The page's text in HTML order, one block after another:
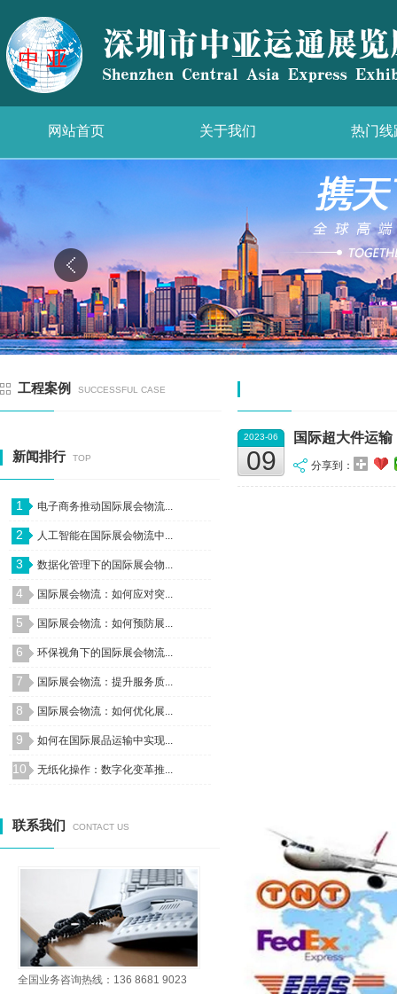
网站首页 关于我们 热门线
工程案例 SUCCESSFUL CASE
新闻排行 TOP
1 电子商务推动国际展会物流...
2 人工智能在国际展会物流中...
3 数据化管理下的国际展会物...
4 国际展会物流：如何应对突...
5 国际展会物流：如何预防展...
6 环保视角下的国际展会物流...
7 国际展会物流：提升服务质...
8 国际展会物流：如何优化展...
9 如何在国际展品运输中实现...
10 无纸化操作：数字化变革推...
联系我们 CONTACT US
全国业务咨询热线：136 8681 9023
2023-06
09
国际超大件运输
分享到：